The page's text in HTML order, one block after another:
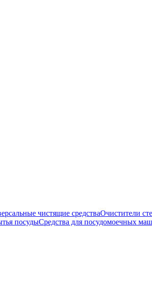
чистящие средстваОчистители
посудыСредства для посудомоечных